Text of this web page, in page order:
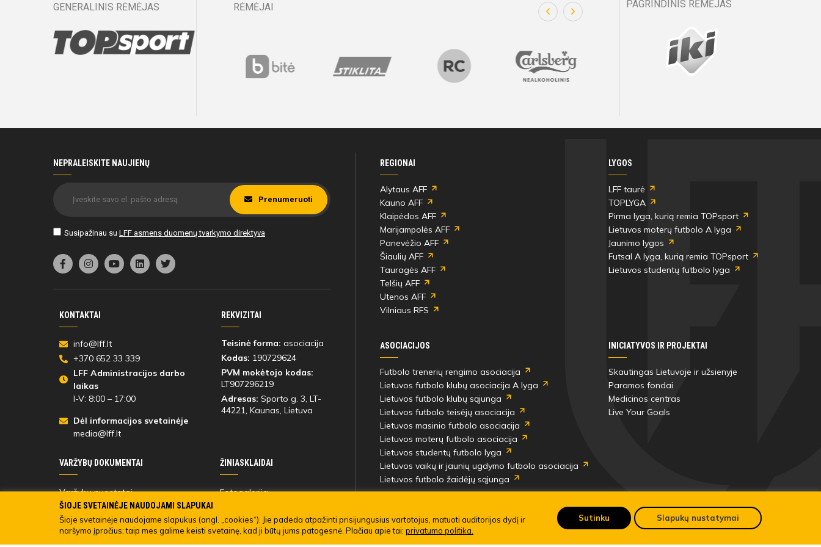
GENERALINIS RĖMĖJAS RĖMĖJAI PAGRINDINIS RĖMĖJAS
NEPRALEISKITE NAUJIENŲ
Susipažinau su LFF asmens duomenų tvarkymo direktyva
Prenumeruoti
KONTAKTAI
info@lff.lt
+370 652 33 339
LFF Administracijos darbo
laikas
I-V: 8:00 – 17:00
Dėl informacijos svetainėje
media@lff.lt
REKVIZITAI
Teisinė forma: asociacija
Kodas: 190729624
PVM mokėtojo kodas:
LT907296219
Adresas: Sporto g. 3, LT-
44221, Kaunas, Lietuva
VARŽYBŲ DOKUMENTAI
Varžybų nuostatai
Varžybų dalyvių
ŽINIASKLAIDAI
Fotogalerija
Turinio viešinimo taisyklės
REGIONAI
Alytaus AFF
Kauno AFF
Klaipėdos AFF
Marijampolės AFF
Panevėžio AFF
Šiaulių AFF
Tauragės AFF
Telšių AFF
Utenos AFF
Vilniaus RFS
LYGOS
LFF taurė
TOPLYGA
Pirma lyga, kurią remia TOPsport
Lietuvos moterų futbolo A lyga
Jaunimo lygos
Futsal A lyga, kurią remia TOPsport
Lietuvos studentų futbolo lyga
ASOCIACIJOS
Futbolo trenerių rengimo asociacija
Lietuvos futbolo klubų asociacija A lyga
Lietuvos futbolo klubų sąjunga
Lietuvos futbolo teisėjų asociacija
Lietuvos masinio futbolo asociacija
Lietuvos moterų futbolo asociacija
Lietuvos studentų futbolo lyga
Lietuvos vaikų ir jaunių ugdymo futbolo asociacija
Lietuvos futbolo žaidėjų sąjunga
INICIATYVOS IR PROJEKTAI
Skautingas Lietuvoje ir užsienyje
Paramos fondai
Medicinos centras
Live Your Goals
ŠIOJE SVETAINĖJE NAUDOJAMI SLAPUKAI
Šioje svetainėje naudojame slapukus (angl. „cookies“). Jie padeda atpažinti prisijungusius vartotojus, matuoti auditorijos dydį ir
naršymo įpročius; taip mes galime keisti svetainę, kad ji būtų jums patogesnė. Plačiau apie tai: privatumo politika.
Sutinku Slapukų nustatymai